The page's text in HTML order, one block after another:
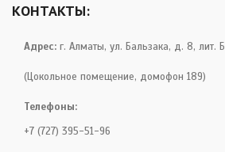
КОНТАКТЫ:
Адрес: г. Алматы, ул. Бальзака, д. 8, лит. Б
(Цокольное помещение, домофон 189)
Телефоны:
+7 (727) 395-51-96